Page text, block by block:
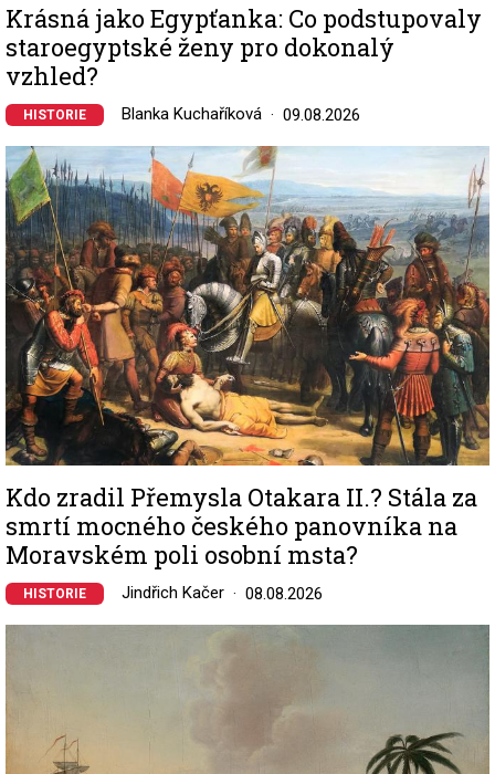
Krásná jako Egypťanka: Co podstupovaly
staroegyptské ženy pro dokonalý
vzhled?
HISTORIE Blanka Kuchaříková 09.08.2026
Image
Kdo zradil Přemysla Otakara II.? Stála za
smrtí mocného českého panovníka na
Moravském poli osobní msta?
HISTORIE Jindřich Kačer 08.08.2026